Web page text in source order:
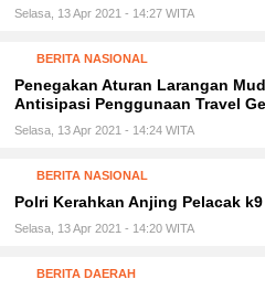
Selasa, 13 Apr 2021 - 14:27 WITA
BERITA NASIONAL
Penegakan Aturan Larangan
Antisipasi Penggunaan Travel
Selasa, 13 Apr 2021 - 14:24 WITA
BERITA NASIONAL
Polri Kerahkan Anjing Pelacak
Selasa, 13 Apr 2021 - 14:20 WITA
BERITA DAERAH